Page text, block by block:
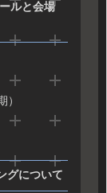
ルと会場
）
グについて